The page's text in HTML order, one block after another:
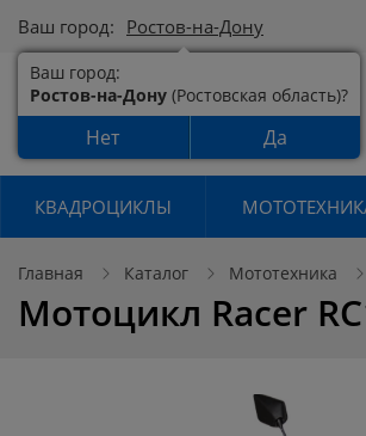
Ваш город: Ростов-на-Дону
Ваш город:
Ростов-на-Дону (Ростовская область)?
Нет Да
КВАДРОЦИКЛЫ
Главная Каталог Мототехника
Мотоцикл Racer